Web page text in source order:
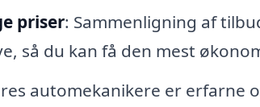
priser: Sammenligning af
så du kan få den mest
automekanikere er erfarne